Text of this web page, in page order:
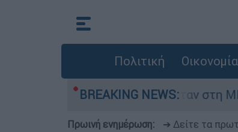
Πολιτική Οικονομία
BREAKING NEWS:
8 ημερών - Νοσηλευόταν στη ΜΕΘ
Πρωινή ενημέρωση: ➔ Δείτε τα